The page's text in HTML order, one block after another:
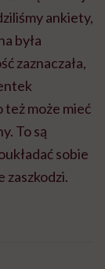
ankiety,
była
zaznaczała,
też może mieć
To są
sobie
zaszkodzi.